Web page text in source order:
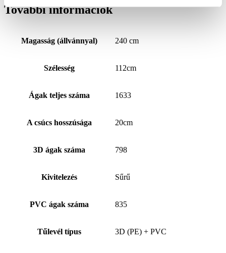
További információk
Magasság (állvánnyal) 240 cm
Szélesség 112cm
Ágak teljes száma 1633
A csúcs hosszúsága 20cm
3D ágak száma 798
Kivitelezés Sűrű
PVC ágak száma 835
Tűlevél típus 3D (PE) + PVC